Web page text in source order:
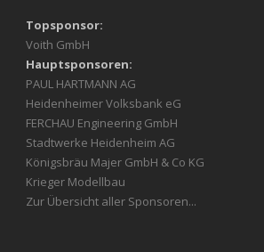
Topsponsor:
Voith GmbH
Hauptsponsoren:
PAUL HARTMANN AG
Heidenheimer Volksbank eG
FERCHAU Engineering GmbH
Stadtwerke Heidenheim AG
Königsbräu Majer GmbH & Co KG
Krieger Modellbau
Zur Übersicht aller Sponsoren...